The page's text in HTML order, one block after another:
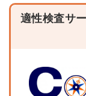
適性検査サ